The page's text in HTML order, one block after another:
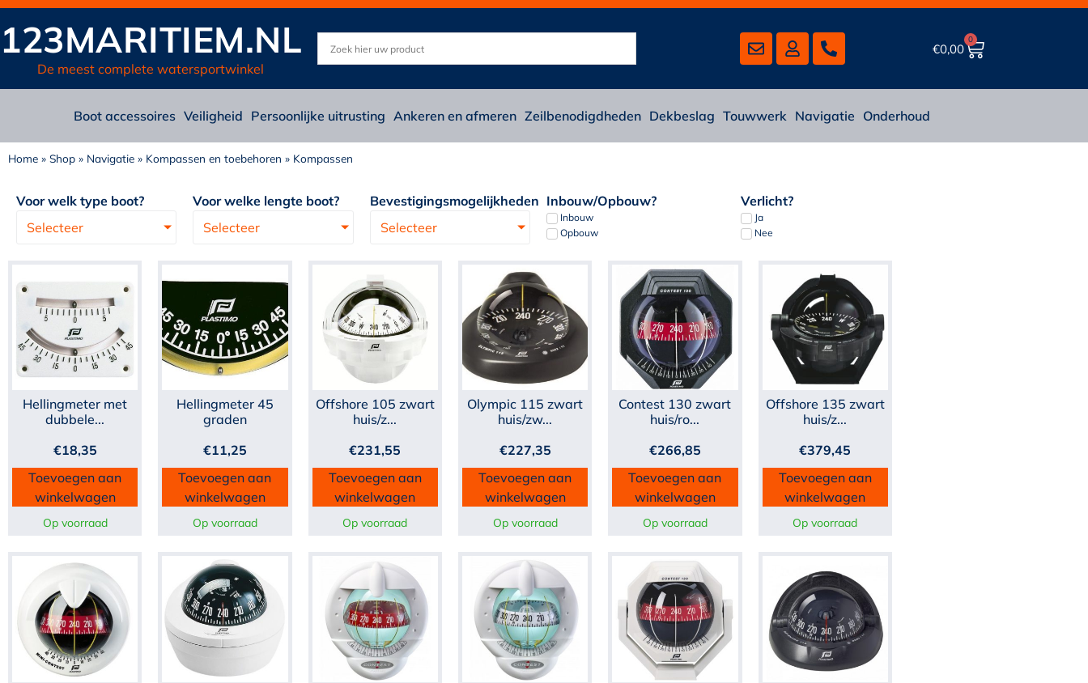
123MARITIEM.NL
De meest complete watersportwinkel
€0,00
0
Boot accessoires Veiligheid Persoonlijke uitrusting Ankeren en afmeren Zeilbenodigdheden Dekbeslag Touwwerk Navigatie Onderhoud
Home » Shop » Navigatie » Kompassen en toebehoren » Kompassen
Voor welk type boot?
Selecteer
Voor welke lengte boot?
Selecteer
Bevestigingsmogelijkheden
Selecteer
Inbouw/Opbouw?
Inbouw
Opbouw
Verlicht?
Ja
Nee
Op voorraad
Hellingmeter met
dubbele...
€18,35
Toevoegen aan
winkelwagen
Op voorraad
Hellingmeter 45
graden
€11,25
Toevoegen aan
winkelwagen
Op voorraad
Offshore 105 zwart
huis/z...
€231,55
Toevoegen aan
winkelwagen
Op voorraad
Olympic 115 zwart
huis/zw...
€227,35
Toevoegen aan
winkelwagen
Op voorraad
Contest 130 zwart
huis/ro...
€266,85
Toevoegen aan
winkelwagen
Op voorraad
Offshore 135 zwart
huis/z...
€379,45
Toevoegen aan
winkelwagen